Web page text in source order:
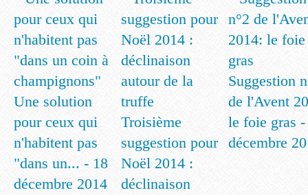
Une solution
pour ceux qui
n'habitent pas
"dans un... - 18
décembre 2014
Troisième
suggestion pour
Noël 2014 :
déclinaison
Suggestion
de l'Avent
le foie gras
décembre